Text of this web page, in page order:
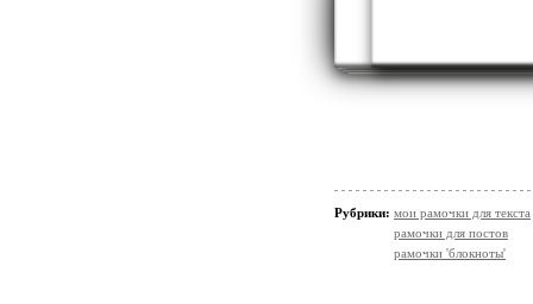
Рубрики: мои рамочки для текста
рамочки для постов
рамочки 'блокноты'